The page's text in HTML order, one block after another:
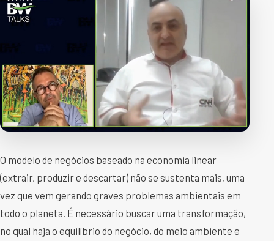
O modelo de negócios baseado na economia linear
(extrair, produzir e descartar) não se sustenta mais, uma
vez que vem gerando graves problemas ambientais em
todo o planeta. É necessário buscar uma transformação,
no qual haja o equilíbrio do negócio, do meio ambiente e